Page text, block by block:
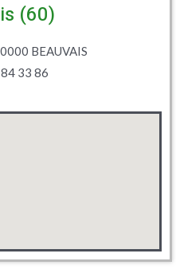
(60)
BEAUVAIS
33 86